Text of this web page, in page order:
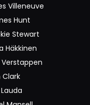
Villeneuve
Hunt
Stewart
Häkkinen
Verstappen
Clark